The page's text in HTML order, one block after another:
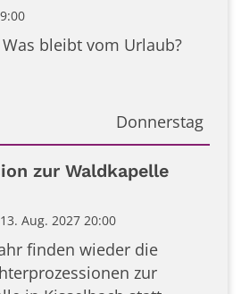
bleibt vom Urlaub?
Donnerstag
2026zur Waldkapelle
Aug. 2027 20:00
finden wieder die
zur